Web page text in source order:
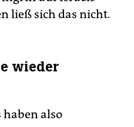
ließ sich das nicht.
wieder
also